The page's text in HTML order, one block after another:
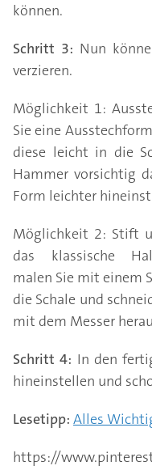
können.
Schritt 3: Nun
verzieren.
Möglichkeit 1:
Sie eine
diese leicht in die
Hammer vorsichtig
Form leichter
Möglichkeit 2: Stift
das klassische
malen Sie mit einem
die Schale und
mit dem Messer
Schritt 4: In den
hineinstellen und
Lesetipp: Alles
https://